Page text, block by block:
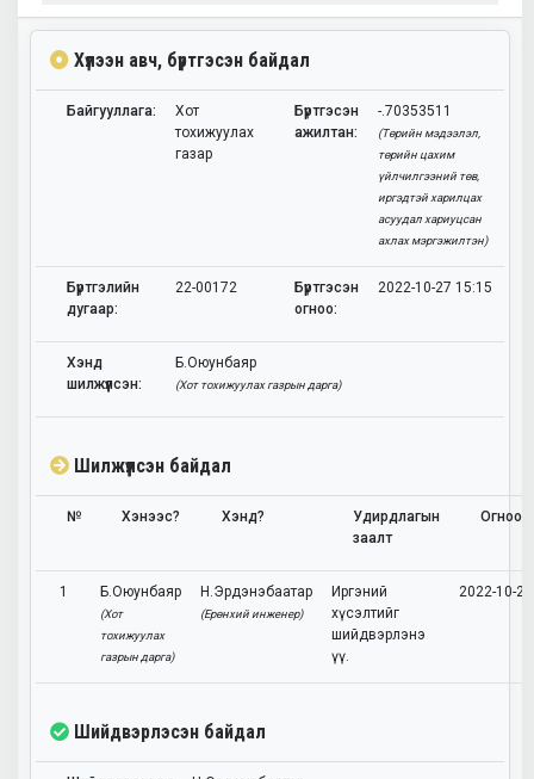
Хүлээн авч, бүртгэсэн байдал
Байгууллага:
Хот
тохижуулах
газар
Бүртгэсэн
ажилтан:
-.70353511
(Төрийн мэдээлэл,
төрийн цахим
үйлчилгээний төв,
иргэдтэй харилцах
асуудал хариуцсан
ахлах мэргэжилтэн)
Бүртгэлийн
дугаар:
22-00172
Бүртгэсэн
огноо:
2022-10-27 15:15
Хэнд
шилжүүлсэн:
Б.Оюунбаяр
(Хот тохижуулах газрын дарга)
Шилжүүлсэн байдал
№ Хэнээс? Хэнд?
Удирдлагын
заалт
Огноо
1 Б.Оюунбаяр
(Хот
тохижуулах
газрын дарга)
Н.Эрдэнэбаатар
(Ерөнхий инженер)
Иргэний
хүсэлтийг
шийдвэрлэнэ
үү.
2022-10-27
Шийдвэрлэсэн байдал